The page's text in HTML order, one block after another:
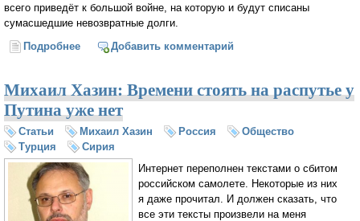
всего приведёт к большой войне, на которую и будут списаны
сумасшедшие невозвратные долги.
Подробнее о Михаил Хазин: Падёт ли мир в объятия нового
Добавить комментарий
Михаил Хазин: Времени стоять на распутье у
Путина уже нет
Статьи Михаил Хазин Россия
Общество
Турция
Сирия
Интернет переполнен текстами о сбитом
российском самолете. Некоторые из них
я даже прочитал. И должен сказать, что
все эти тексты произвели на меня